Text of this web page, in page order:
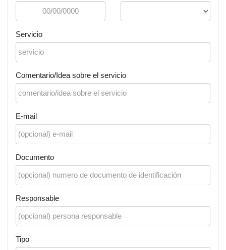
Servicio
Comentario/Idea sobre el servicio
E-mail
Documento
Responsable
Tipo